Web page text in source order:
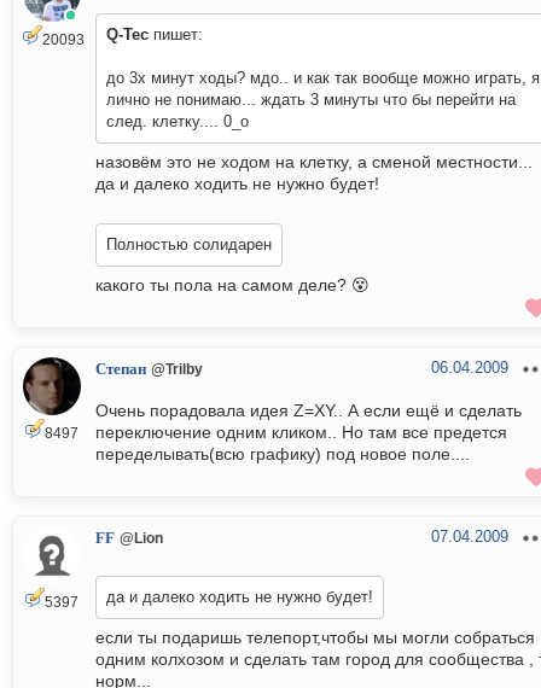
20093 Q-Tec пишет:
до 3х минут ходы? мдо.. и как так вообще можно играть, я
лично не понимаю... ждать 3 минуты что бы перейти на
след. клетку.... 0_о
назовём это не ходом на клетку, а сменой местности...
да и далеко ходить не нужно будет!
Полностью солидарен
какого ты пола на самом деле? 😵
8497
Степан @Trilby 06.04.2009
Очень порадовала идея Z=XY.. А если ещё и сделать
переключение одним кликом.. Но там все предется
переделывать(всю графику) под новое поле....
5397
FF @Lion 07.04.2009
да и далеко ходить не нужно будет!
если ты подаришь телепорт,чтобы мы могли собраться
одним колхозом и сделать там город для сообщества ,
норм...